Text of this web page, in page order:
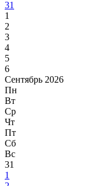
31
1
2
3
4
5
6
Сентябрь 2026
Пн
Вт
Ср
Чт
Пт
Сб
Вс
31
1